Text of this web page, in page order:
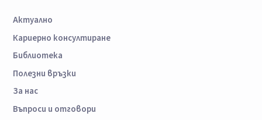
Актуално
Кариерно консултиране
Библиотека
Полезни връзки
За нас
Въпроси и отговори